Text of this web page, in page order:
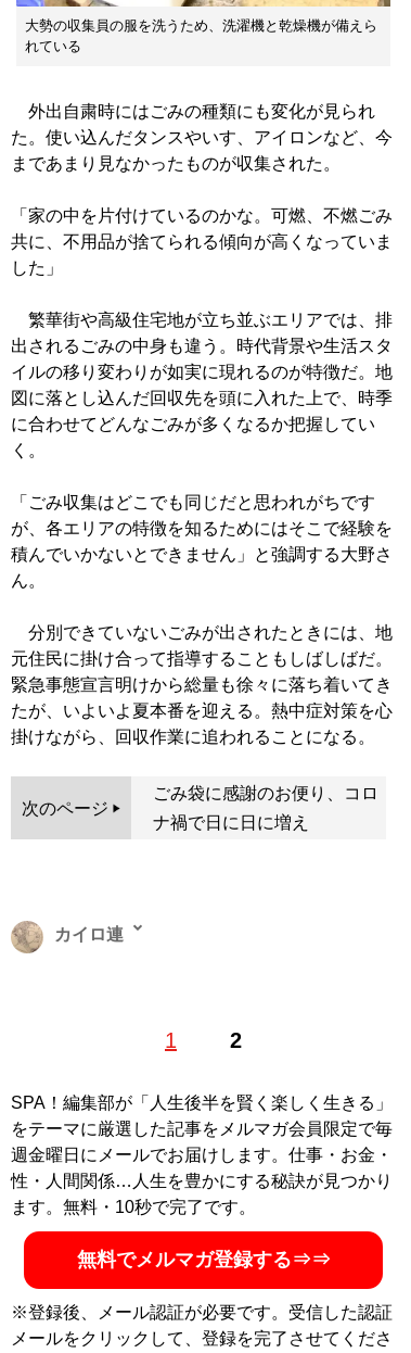
大勢の収集員の服を洗うため、洗濯機と乾燥機が備えら
れている
外出自粛時にはごみの種類にも変化が見られ
た。使い込んだタンスやいす、アイロンなど、今
まであまり見なかったものが収集された。
「家の中を片付けているのかな。可燃、不燃ごみ
共に、不用品が捨てられる傾向が高くなっていま
した」
繁華街や高級住宅地が立ち並ぶエリアでは、排
出されるごみの中身も違う。時代背景や生活スタ
イルの移り変わりが如実に現れるのが特徴だ。地
図に落とし込んだ回収先を頭に入れた上で、時季
に合わせてどんなごみが多くなるか把握してい
く。
「ごみ収集はどこでも同じだと思われがちです
が、各エリアの特徴を知るためにはそこで経験を
積んでいかないとできません」と強調する大野さ
ん。
分別できていないごみが出されたときには、地
元住民に掛け合って指導することもしばしばだ。
緊急事態宣言明けから総量も徐々に落ち着いてき
たが、いよいよ夏本番を迎える。熱中症対策を心
掛けながら、回収作業に追われることになる。
次のページ
ごみ袋に感謝のお便り、コロ
ナ禍で日に日に増え
1 2
カイロ連
と、冬の必需品「ホッカイロ」をこよなく愛すことから
します。裁判、LGBTや在日コリアンといったマイノリ
ティ、貧困問題などに関心あります。Twitter：
@hokkairo_ren
記事一覧へ
SPA！編集部が「人生後半を賢く楽しく生きる」
をテーマに厳選した記事をメルマガ会員限定で毎
週金曜日にメールでお届けします。仕事・お金・
性・人間関係…人生を豊かにする秘訣が見つかり
ます。無料・10秒で完了です。
無料でメルマガ登録する⇒⇒
※登録後、メール認証が必要です。受信した認証
メールをクリックして、登録を完了させてくださ